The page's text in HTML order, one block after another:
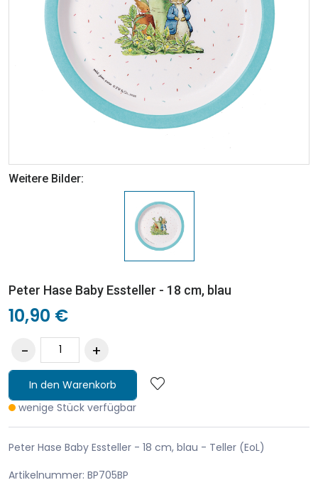
Weitere Bilder:
Peter Hase Baby Essteller - 18 cm, blau
10,90 €
In den Warenkorb
wenige Stück verfügbar
Peter Hase Baby Essteller - 18 cm, blau - Teller (EoL)
Artikelnummer: BP705BP